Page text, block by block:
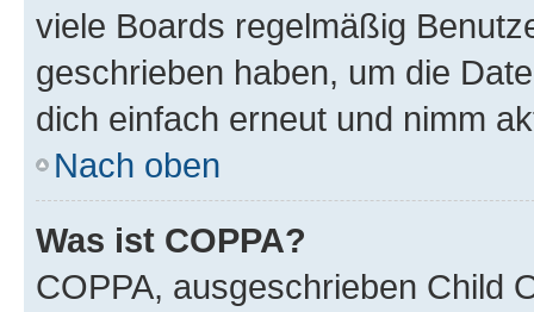
viele Boards regelmäßig
geschrieben haben, um die
dich einfach erneut und nimm
Nach oben
Was ist COPPA?
COPPA, ausgeschrieben Child